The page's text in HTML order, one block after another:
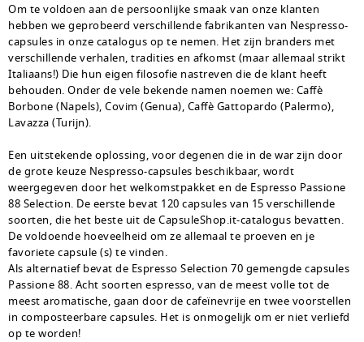
Om te voldoen aan de persoonlijke smaak van onze klanten
hebben we geprobeerd verschillende fabrikanten van Nespresso-
capsules in onze catalogus op te nemen. Het zijn branders met
verschillende verhalen, tradities en afkomst (maar allemaal strikt
Italiaans!) Die hun eigen filosofie nastreven die de klant heeft
behouden. Onder de vele bekende namen noemen we: Caffè
Borbone (Napels), Covim (Genua), Caffè Gattopardo (Palermo),
Lavazza (Turijn).
Een uitstekende oplossing, voor degenen die in de war zijn door
de grote keuze Nespresso-capsules beschikbaar, wordt
weergegeven door het welkomstpakket en de Espresso Passione
88 Selection. De eerste bevat 120 capsules van 15 verschillende
soorten, die het beste uit de CapsuleShop.it-catalogus bevatten.
De voldoende hoeveelheid om ze allemaal te proeven en je
favoriete capsule (s) te vinden.
Als alternatief bevat de Espresso Selection 70 gemengde capsules
Passione 88. Acht soorten espresso, van de meest volle tot de
meest aromatische, gaan door de cafeïnevrije en twee voorstellen
in composteerbare capsules. Het is onmogelijk om er niet verliefd
op te worden!